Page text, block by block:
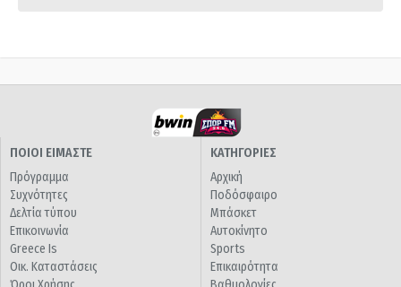
ΠΟΙΟΙ ΕΙΜΑΣΤΕ
Πρόγραμμα
Συχνότητες
Δελτία τύπου
Επικοινωνία
Greece Is
Οικ. Καταστάσεις
ΚΑΤΗΓΟΡΙΕΣ
Αρχική
Ποδόσφαιρο
Μπάσκετ
Αυτοκίνητο
Sports
Επικαιρότητα